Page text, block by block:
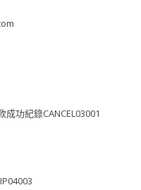
功紀錄CANCEL03001